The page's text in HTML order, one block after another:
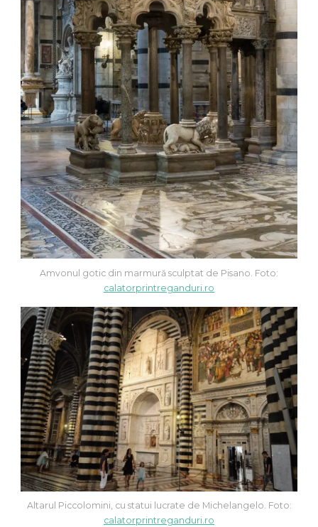
Amvonul gotic din marmură sculptat de Pisano. Foto:
calatorprintreganduri.ro
Altarul Piccolomini, cu statui lucrate de Michelangelo. Foto:
calatorprintreganduri.ro